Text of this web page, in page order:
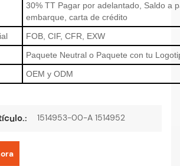
30% TT Pagar por adelantado, Saldo a
embarque, carta de crédito
FOB, CIF, CFR, EXW
Paquete Neutral o Paquete con tu
OEM y ODM
1514953-00-A 1514952